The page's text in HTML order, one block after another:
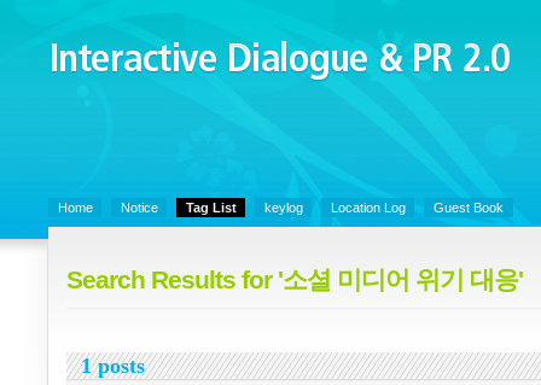
Interactive Dialogue &
PR 2.0
Home Notice Tag List keylog Location Log Guest Book
Search Results for '소셜 미디어 위기 대응'
1 posts